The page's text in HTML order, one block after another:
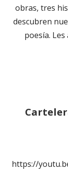
obras, tres
descubren
poesía.
https://